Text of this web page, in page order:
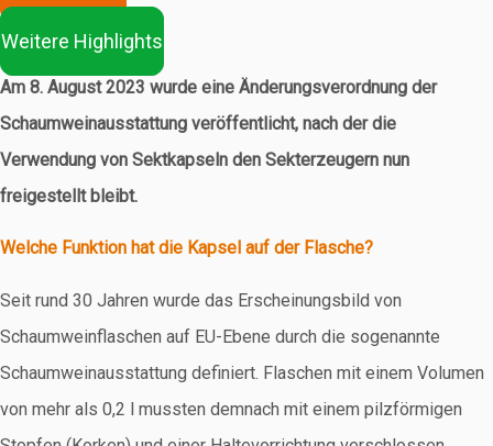
Weitere Highlights
Am 8. August 2023 wurde eine Änderungsverordnung der
Schaumweinausstattung veröffentlicht, nach der die
Verwendung von Sektkapseln den Sekterzeugern nun
freigestellt bleibt.
Welche Funktion hat die Kapsel auf der Flasche?
Seit rund 30 Jahren wurde das Erscheinungsbild von
Schaumweinflaschen auf EU-Ebene durch die sogenannte
Schaumweinausstattung definiert. Flaschen mit einem Volumen
von mehr als 0,2 l mussten demnach mit einem pilzförmigen